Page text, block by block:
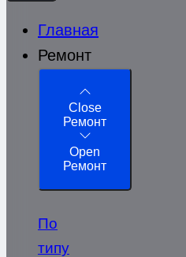
Главная
Ремонт
Close
Ремонт
Open
Ремонт
По
типу